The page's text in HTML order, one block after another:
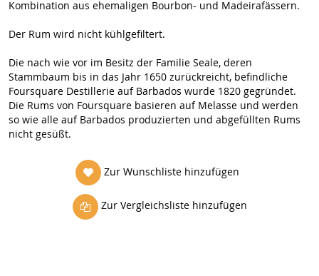
Kombination aus ehemaligen Bourbon- und Madeirafässern.
Der Rum wird nicht kühlgefiltert.
Die nach wie vor im Besitz der Familie Seale, deren
Stammbaum bis in das Jahr 1650 zurückreicht, befindliche
Foursquare Destillerie auf Barbados wurde 1820 gegründet.
Die Rums von Foursquare basieren auf Melasse und werden
so wie alle auf Barbados produzierten und abgefüllten Rums
nicht gesüßt.
Zur Wunschliste hinzufügen
Zur Vergleichsliste hinzufügen